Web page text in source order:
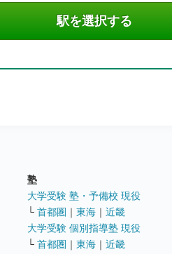
塾
大学受験 塾・予備校 現役
└ 首都圏 ｜ 東海 ｜ 近畿
大学受験 個別指導塾 現役
└ 首都圏 ｜ 東海 ｜ 近畿